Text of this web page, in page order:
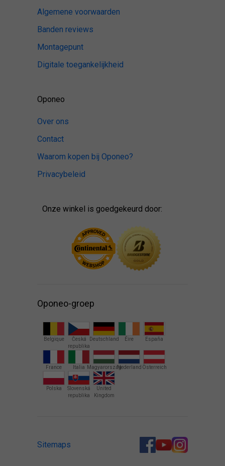
Algemene voorwaarden
Banden reviews
Montagepunt
Digitale toegankelijkheid
Oponeo
Over ons
Contact
Waarom kopen bij Oponeo?
Privacybeleid
Onze winkel is goedgekeurd door:
Oponeo-groep
Belgique
Česká
republika
Deutschland Éire España
France Italia MagyarországNederland Österreich
Polska
Slovenská
republika
United
Kingdom
Sitemaps